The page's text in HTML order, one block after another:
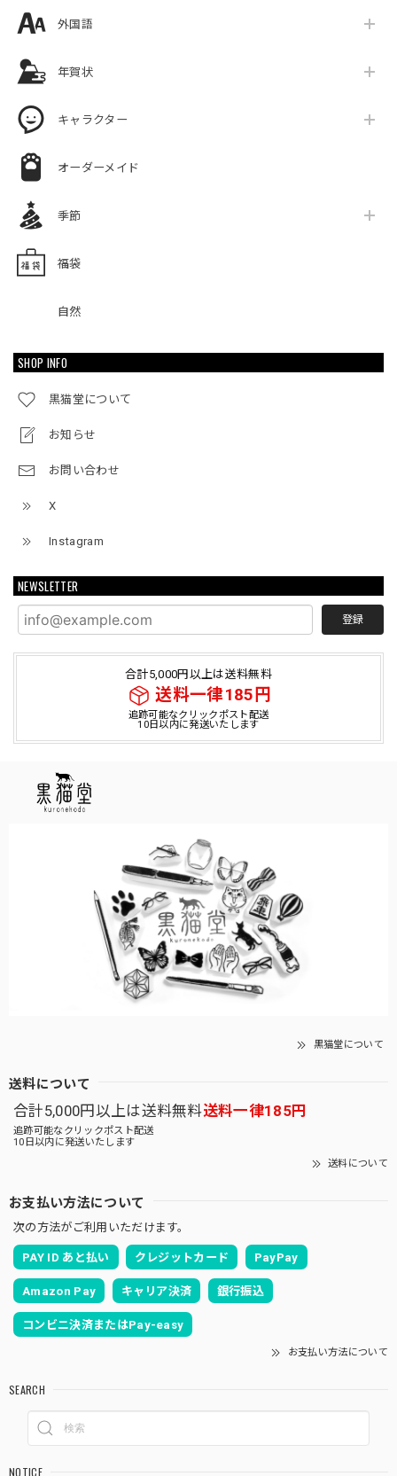
外国語
年賀状
キャラクター
オーダーメイド
季節
福袋
自然
SHOP INFO
黒猫堂について
お知らせ
お問い合わせ
X
Instagram
NEWSLETTER
登録
合計5,000円以上は送料無料
送料一律185円
追跡可能なクリックポスト配送
10日以内に発送いたします
黒猫堂について
送料について
合計5,000円以上は送料無料送料一律185円
追跡可能なクリックポスト配送
10日以内に発送いたします
送料について
お支払い方法について
次の方法がご利用いただけます。
PAY ID あと払い クレジットカード PayPay
Amazon Pay キャリア決済 銀行振込
コンビニ決済またはPay-easy
お支払い方法について
SEARCH
NOTICE